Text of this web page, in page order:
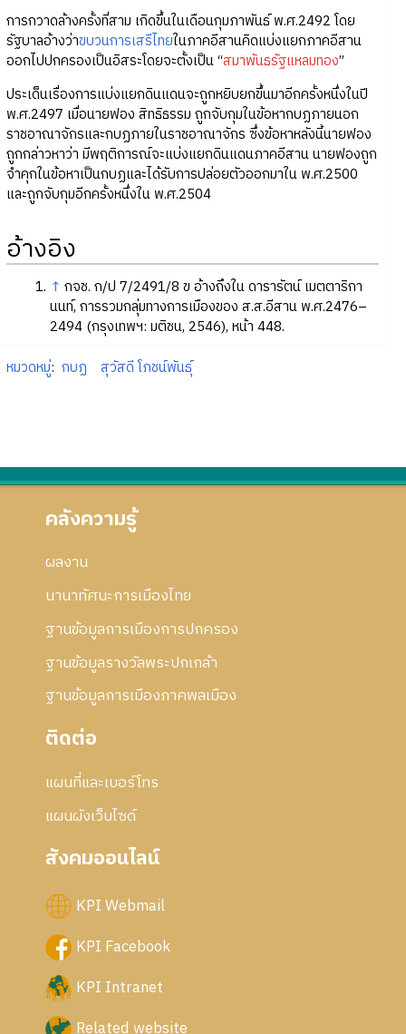
การกวาดล้างครั้งที่สาม เกิดขึ้นในเดือนกุมภาพันธ์ พ.ศ.2492 โดย
รัฐบาลอ้างว่าขบวนการเสรีไทยในภาคอีสานคิดแบ่งแยกภาคอีสาน
ออกไปปกครองเป็นอิสระโดยจะตั้งเป็น “สมาพันธรัฐแหลมทอง”
ประเด็นเรื่องการแบ่งแยกดินแดนจะถูกหยิบยกขึ้นมาอีกครั้งหนึ่งในปี
พ.ศ.2497 เมื่อนายฟอง สิทธิธรรม ถูกจับกุมในข้อหากบฏภายนอก
ราชอาณาจักรและกบฏภายในราชอาณาจักร ซึ่งข้อหาหลังนี้นายฟอง
ถูกกล่าวหาว่า มีพฤติการณ์จะแบ่งแยกดินแดนภาคอีสาน นายฟองถูก
จำคุกในข้อหาเป็นกบฏและได้รับการปล่อยตัวออกมาใน พ.ศ.2500
และถูกจับกุมอีกครั้งหนึ่งใน พ.ศ.2504
อ้างอิง
↑ กจช. ก/ป 7/2491/8 ข อ้างถึงใน ดารารัตน์ เมตตาริกา
นนท์, การรวมกลุ่มทางการเมืองของ ส.ส.อีสาน พ.ศ.2476–
2494 (กรุงเทพฯ: มติชน, 2546), หน้า 448.
หมวดหมู่: กบฏ สุวัสดี โภชน์พันธุ์
คลังความรู้
ผลงาน
นานาทัศนะการเมืองไทย
ฐานข้อมูลการเมืองการปกครอง
ฐานข้อมูลรางวัลพระปกเกล้า
ฐานข้อมูลการเมืองภาคพลเมือง
ติดต่อ
แผนที่และเบอร์โทร
แผนผังเว็บไซด์
สังคมออนไลน์
KPI Webmail
KPI Facebook
KPI Intranet
Related website